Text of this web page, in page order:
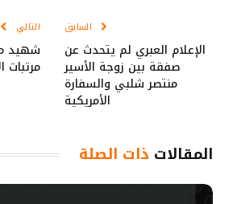
السابق
الإعلام العبري لم يتحدث عن
صفقة بين زوجة الأسير
منتصر شلبي والسفارة
الأمريكية
التالي
شهيد
مرتبات
المقالات ذات الصلة